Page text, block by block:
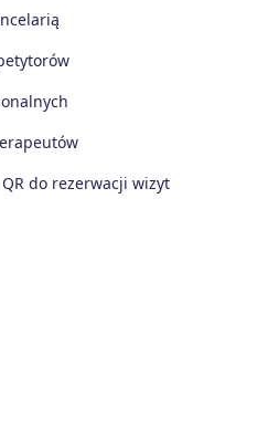
do rezerwacji wizyt